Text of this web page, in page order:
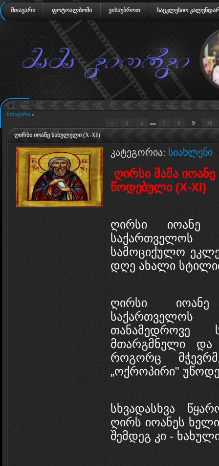
მთავარი ფოტოალბომი ვისაუბროთ საეკლესიო
მთავარი »
«
1 2 ... 7 8 9 10
ღირსი იოანე ხახულელი (X-XI)
კატეგორია: სიახლენი
ღირსი მამა
წოდებული (X-XI)
ღირსი იოანე
საქართველოს
სამოციქულო
დღე ახალი
ღირსი
თანამედროვე
მთარგმნელი
როგორც
„ოქროპირი"
სხვადასხვა
ღირს იოანეს
შემდეგ კი -